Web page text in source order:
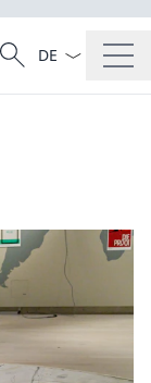
Suche
Suche
Sprach